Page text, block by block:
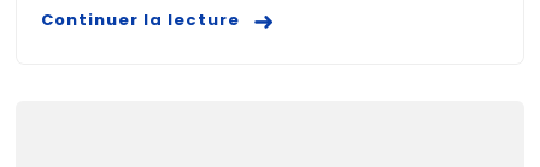
Continuer la lecture